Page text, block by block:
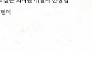
심으로 영화를 보러가실 분들이
데